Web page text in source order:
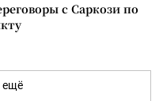
с Саркози по
ещё